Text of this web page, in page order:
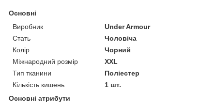
Основні
Виробник
Under Armour
Стать
Чоловіча
Колір
Чорний
Міжнародний розмір
XXL
Тип тканини
Поліестер
Кількість кишень
1 шт.
Основні атрибути